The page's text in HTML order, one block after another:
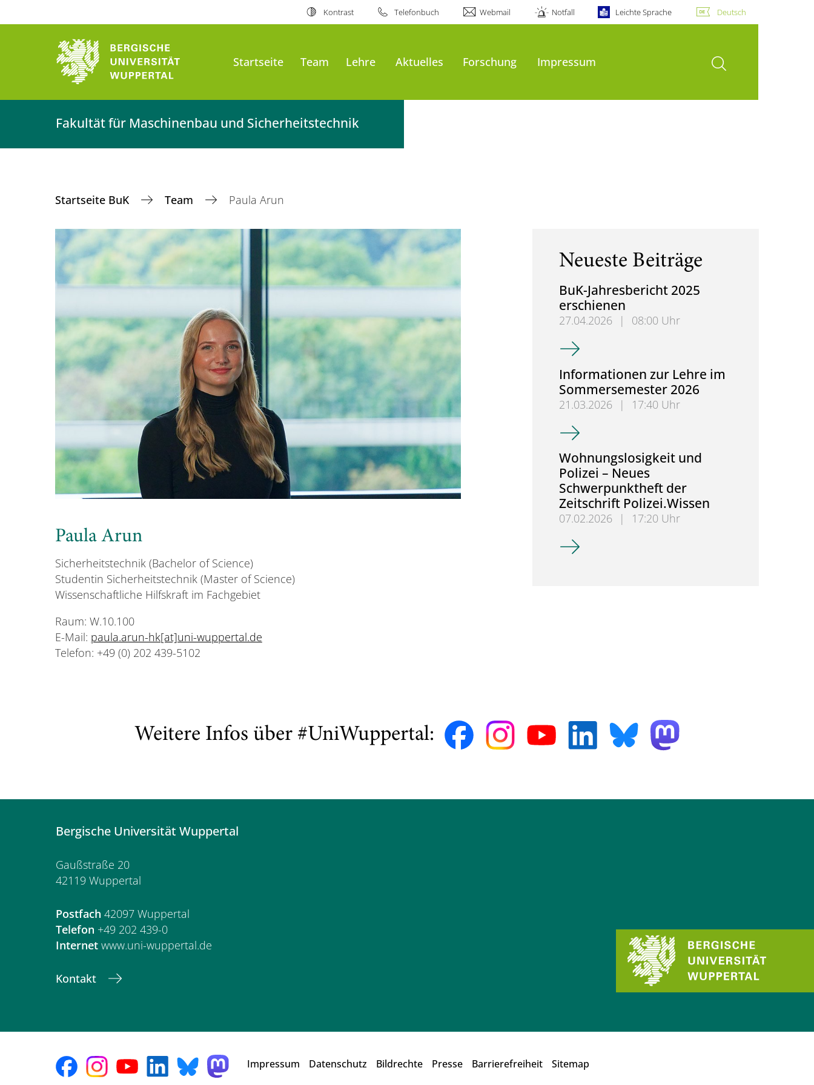
Kontrast Telefonbuch Webmail Notfall Leichte Sprache Deutsch
Startseite Team Lehre Aktuelles Forschung Impressum Suche öffnen
Fakultät für Maschinenbau und Sicherheitstechnik
Startseite BuK Team Paula Arun
Paula Arun
Sicherheitstechnik (Bachelor of Science)
Studentin Sicherheitstechnik (Master of Science)
Wissenschaftliche Hilfskraft im Fachgebiet
Raum: W.10.100
E-Mail: paula.arun-hk[at]uni-wuppertal.de
Telefon: +49 (0) 202 439-5102
Neueste Beiträge
BuK-Jahresbericht 2025
erschienen
27.04.2026 |
08:00 Uhr
BuK-Jahresbericht 2025 erschienen
Informationen zur Lehre im
Sommersemester 2026
21.03.2026 |
17:40 Uhr
Informationen zur Lehre im Sommersemester 2026
Wohnungslosigkeit und
Polizei – Neues
Schwerpunktheft der
Zeitschrift Polizei.Wissen
07.02.2026 |
17:20 Uhr
Wohnungslosigkeit und Polizei – Neues
Weitere Infos über #UniWuppertal:
Bergische Universität Wuppertal
Gaußstraße 20
42119 Wuppertal
Postfach 42097 Wuppertal
Telefon +49 202 439-0
Internet www.uni-wuppertal.de
Kontakt
Impressum Datenschutz Bildrechte Presse Barrierefreiheit
Sitemap